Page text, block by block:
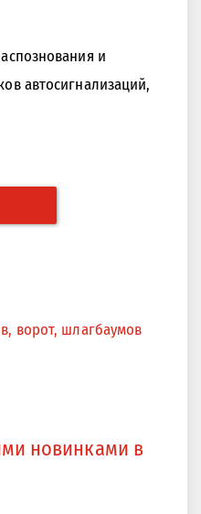
и
автосигнализаций,
ворот, шлагбаумов
новинками в